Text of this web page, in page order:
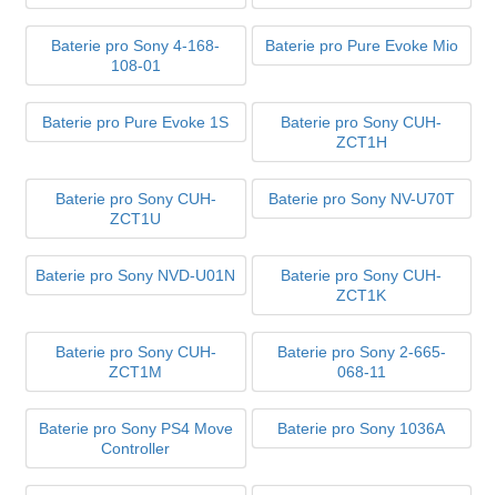
Baterie pro Sony 4-168-
108-01
Baterie pro Pure Evoke Mio
Baterie pro Pure Evoke 1S
Baterie pro Sony CUH-
ZCT1H
Baterie pro Sony CUH-
ZCT1U
Baterie pro Sony NV-U70T
Baterie pro Sony NVD-U01N
Baterie pro Sony CUH-
ZCT1K
Baterie pro Sony CUH-
ZCT1M
Baterie pro Sony 2-665-
068-11
Baterie pro Sony PS4 Move
Controller
Baterie pro Sony 1036A